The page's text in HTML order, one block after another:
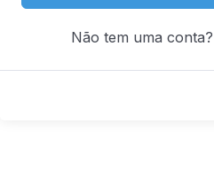
Não tem uma conta?